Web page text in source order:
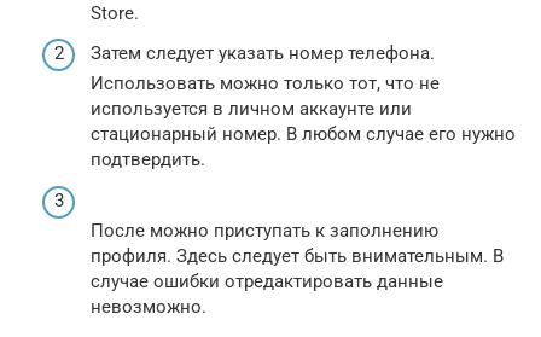
Store.
Затем следует указать номер телефона.
Использовать можно только тот, что не
используется в личном аккаунте или
стационарный номер. В любом случае его нужно
подтвердить.
После можно приступать к заполнению
профиля. Здесь следует быть внимательным. В
случае ошибки отредактировать данные
невозможно.